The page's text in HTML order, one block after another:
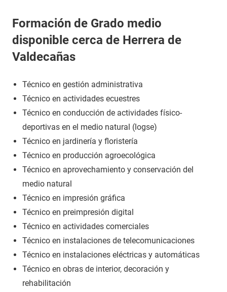
Formación de Grado medio
disponible cerca de Herrera de
Valdecañas
Técnico en gestión administrativa
Técnico en actividades ecuestres
Técnico en conducción de actividades físico-
deportivas en el medio natural (logse)
Técnico en jardinería y floristería
Técnico en producción agroecológica
Técnico en aprovechamiento y conservación del
medio natural
Técnico en impresión gráfica
Técnico en preimpresión digital
Técnico en actividades comerciales
Técnico en instalaciones de telecomunicaciones
Técnico en instalaciones eléctricas y automáticas
Técnico en obras de interior, decoración y
rehabilitación